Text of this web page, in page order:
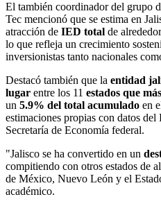
El también coordinador del grupo
Tec mencionó que se estima en
atracción de IED total de
lo que refleja un crecimiento
inversionistas tanto nacionales
Destacó también que la entidad
lugar entre los 11 estados que
un 5.9% del total acumulado en
estimaciones propias con datos
Secretaría de Economía federal.
"Jalisco se ha convertido en un
compitiendo con otros estados de
de México, Nuevo León y el
académico.